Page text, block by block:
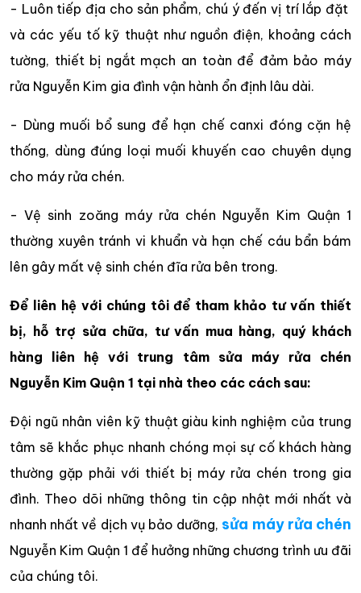
- Luôn tiếp địa cho sản phẩm, chú ý đến vị trí lắp đặt
và các yếu tố kỹ thuật như nguồn điện, khoảng cách
tường, thiết bị ngắt mạch an toàn để đảm bảo máy
rửa Nguyễn Kim gia đình vận hành ổn định lâu dài.
- Dùng muối bổ sung để hạn chế canxi đóng cặn hệ
thống, dùng đúng loại muối khuyến cao chuyên dụng
cho máy rửa chén.
- Vệ sinh zoăng máy rửa chén Nguyễn Kim Quận 1
thường xuyên tránh vi khuẩn và hạn chế cáu bẩn bám
lên gây mất vệ sinh chén đĩa rửa bên trong.
Để liên hệ với chúng tôi để tham khảo tư vấn thiết
bị, hỗ trợ sửa chữa, tư vấn mua hàng, quý khách
hàng liên hệ với trung tâm sửa máy rửa chén
Nguyễn Kim Quận 1 tại nhà theo các cách sau:
Đội ngũ nhân viên kỹ thuật giàu kinh nghiệm của trung
tâm sẽ khắc phục nhanh chóng mọi sự cố khách hàng
thường gặp phải với thiết bị máy rửa chén trong gia
đình. Theo dõi những thông tin cập nhật mới nhất và
nhanh nhất về dịch vụ bảo dưỡng, sửa máy rửa chén
Nguyễn Kim Quận 1 để hưởng những chương trình ưu đãi
của chúng tôi.